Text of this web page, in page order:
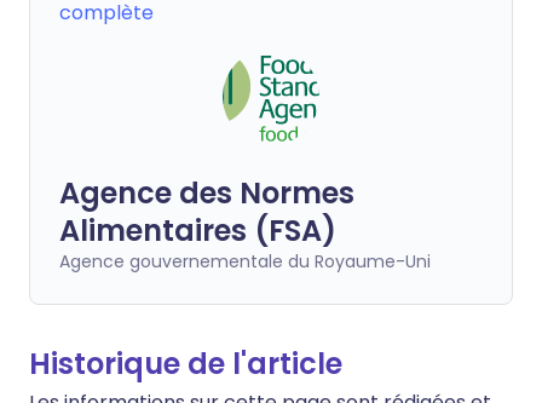
complète
Agence des Normes
Alimentaires (FSA)
Agence gouvernementale du Royaume-Uni
Historique de l'article